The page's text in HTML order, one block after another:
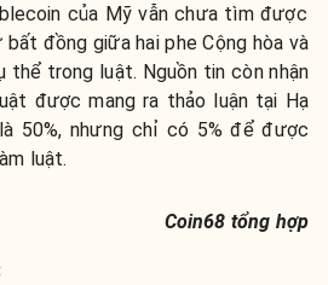
của Mỹ vẫn chưa tìm được
bất đồng giữa hai phe Cộng hòa và
thể trong luật. Nguồn tin còn nhận
được mang ra thảo luận tại Hạ
50%, nhưng chỉ có 5% để được
luật.
Coin68 tổng hợp